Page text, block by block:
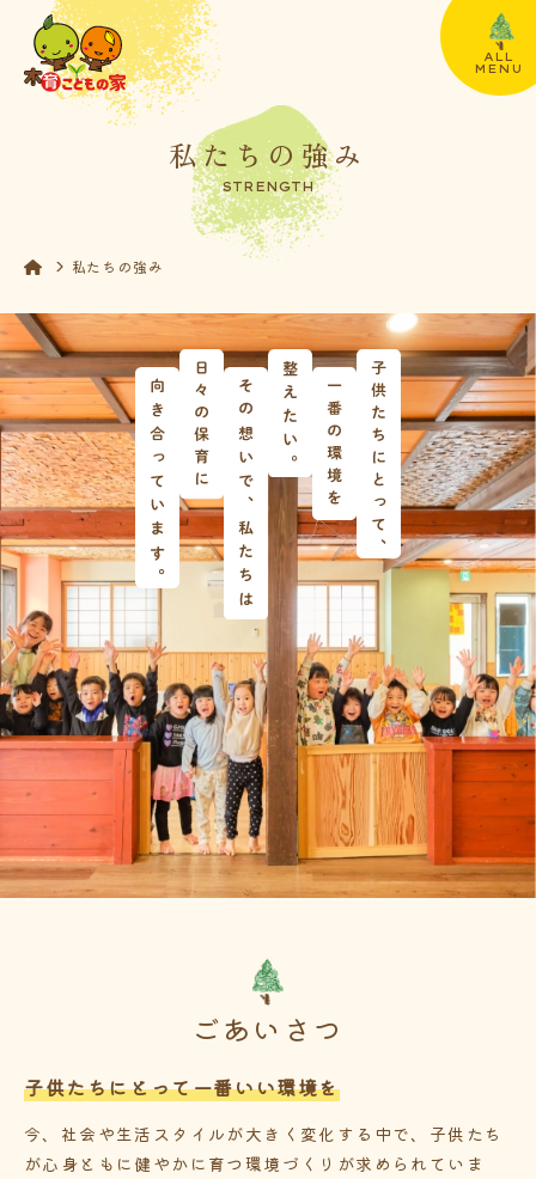
ALL
MENU
私たちの強み
STRENGTH
私たちの強み
ごあいさつ
子供たちにとって一番いい環境を
今、社会や生活スタイルが大きく変化する中で、子供たち
が心身ともに健やかに育つ環境づくりが求められていま